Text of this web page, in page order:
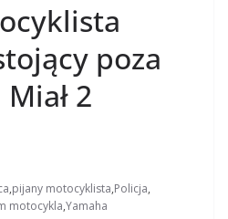
poza
2
,pijany motocyklista,Policja,
motocykla,Yamaha